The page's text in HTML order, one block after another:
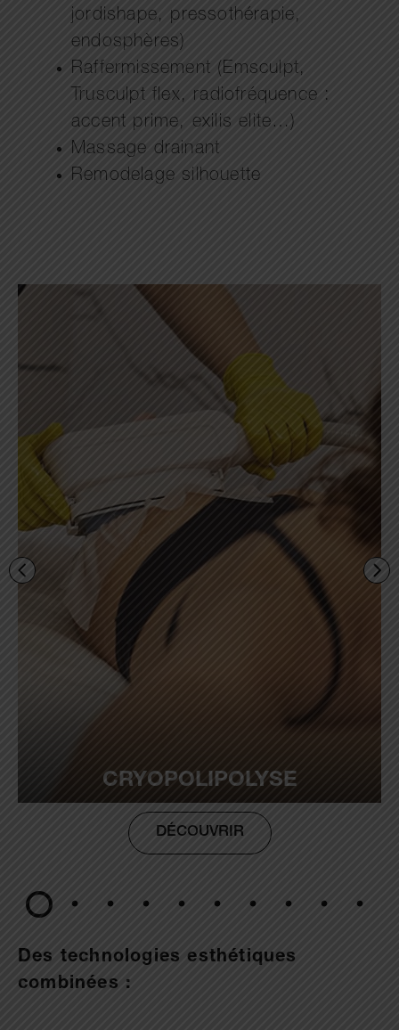
jordishape, pressothérapie,
endosphères)
Raffermissement (Emsculpt,
Trusculpt flex, radiofréquence :
accent prime, exilis elite…)
Massage drainant
Remodelage silhouette
CRYOPOLIPOLYSE
DÉCOUVRIR
Des technologies esthétiques
combinées :